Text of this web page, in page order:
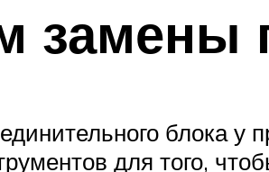
замены
блока
для того,